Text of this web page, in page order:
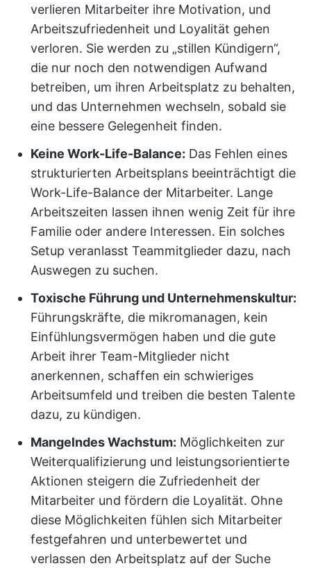
verlieren Mitarbeiter ihre Motivation, und
Arbeitszufriedenheit und Loyalität gehen
verloren. Sie werden zu „stillen Kündigern“,
die nur noch den notwendigen Aufwand
betreiben, um ihren Arbeitsplatz zu behalten,
und das Unternehmen wechseln, sobald sie
eine bessere Gelegenheit finden.
Keine Work-Life-Balance: Das Fehlen eines
strukturierten Arbeitsplans beeinträchtigt die
Work-Life-Balance der Mitarbeiter. Lange
Arbeitszeiten lassen ihnen wenig Zeit für ihre
Familie oder andere Interessen. Ein solches
Setup veranlasst Teammitglieder dazu, nach
Auswegen zu suchen.
Toxische Führung und Unternehmenskultur:
Führungskräfte, die mikromanagen, kein
Einfühlungsvermögen haben und die gute
Arbeit ihrer Team-Mitglieder nicht
anerkennen, schaffen ein schwieriges
Arbeitsumfeld und treiben die besten Talente
dazu, zu kündigen.
Mangelndes Wachstum: Möglichkeiten zur
Weiterqualifizierung und leistungsorientierte
Aktionen steigern die Zufriedenheit der
Mitarbeiter und fördern die Loyalität. Ohne
diese Möglichkeiten fühlen sich Mitarbeiter
festgefahren und unterbewertet und
verlassen den Arbeitsplatz auf der Suche